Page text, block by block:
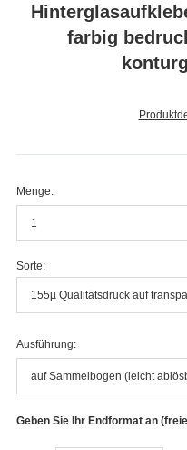
farbig
Menge:
Sorte:
Ausführung:
auf Sammelbogen (leicht
Geben Sie Ihr Endformat an